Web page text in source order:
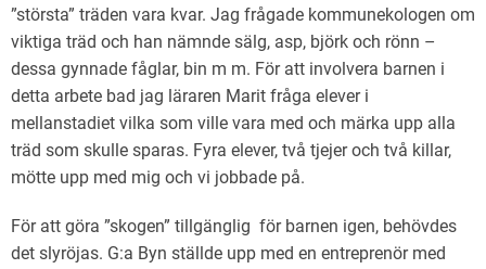
”största” träden vara kvar. Jag frågade kommunekologen om
viktiga träd och han nämnde sälg, asp, björk och rönn –
dessa gynnade fåglar, bin m m. För att involvera barnen i
detta arbete bad jag läraren Marit fråga elever i
mellanstadiet vilka som ville vara med och märka upp alla
träd som skulle sparas. Fyra elever, två tjejer och två killar,
mötte upp med mig och vi jobbade på.
För att göra ”skogen” tillgänglig för barnen igen, behövdes
det slyröjas. G:a Byn ställde upp med en entreprenör med